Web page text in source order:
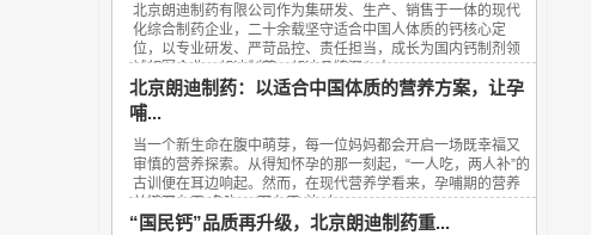
北京朗迪制药有限公司作为集研发、生产、销售于一体的现代
化综合制药企业，二十余载坚守适合中国人体质的钙核心定
位，以专业研发、严苛品控、责任担当，成长为国内钙制剂领
域领军企业，朗迪制药、朗迪品牌深入人...
北京朗迪制药：以适合中国体质的营养方案，让孕
哺...
当一个新生命在腹中萌芽，每一位妈妈都会开启一场既幸福又
审慎的营养探索。从得知怀孕的那一刻起，“一人吃，两人补”的
古训便在耳边响起。然而，在现代营养学看来，孕哺期的营养
关键不在于“多吃”，而在于“补对”。...
“国民钙”品质再升级，北京朗迪制药重...